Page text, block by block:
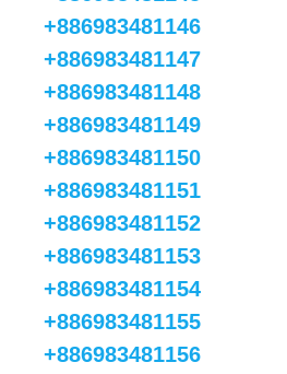
+886983481146
+886983481147
+886983481148
+886983481149
+886983481150
+886983481151
+886983481152
+886983481153
+886983481154
+886983481155
+886983481156